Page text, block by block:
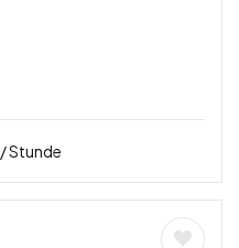
/ Stunde